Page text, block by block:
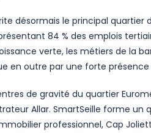
désormais le principal quartier
84 % des emplois
verte, les métiers de la
en outre par une forte
de gravité du quartier
Allar. SmartSeille forme
professionnel, Cap